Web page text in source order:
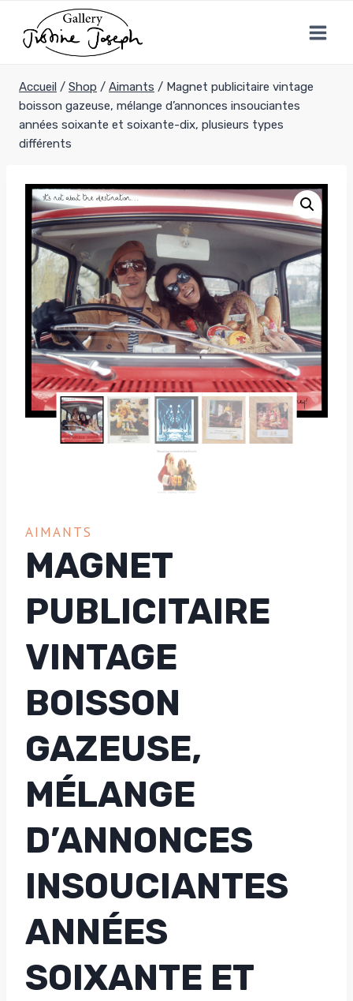
contenu
Accueil / Shop / Aimants / Magnet publicitaire vintage
boisson gazeuse, mélange d’annonces insouciantes
années soixante et soixante-dix, plusieurs types
différents
AIMANTS
MAGNET
PUBLICITAIRE
VINTAGE
BOISSON
GAZEUSE,
MÉLANGE
D’ANNONCES
INSOUCIANTES
ANNÉES
SOIXANTE ET